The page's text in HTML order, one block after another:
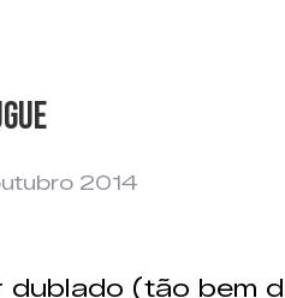
2014
dublado (tão bem